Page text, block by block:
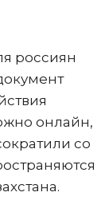
россиян
онлайн,
со